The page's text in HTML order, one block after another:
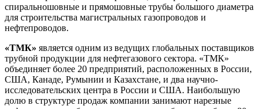
спиральношовные и прямошовные трубы большого диаметра
для строительства магистральных газопроводов и
нефтепроводов.
«ТМК» является одним из ведущих глобальных поставщиков
трубной продукции для нефтегазового сектора. «ТМК»
объединяет более 20 предприятий, расположенных в России,
США, Канаде, Румынии и Казахстане, и два научно-
исследовательских центра в России и США. Наибольшую
долю в структуре продаж компании занимают нарезные